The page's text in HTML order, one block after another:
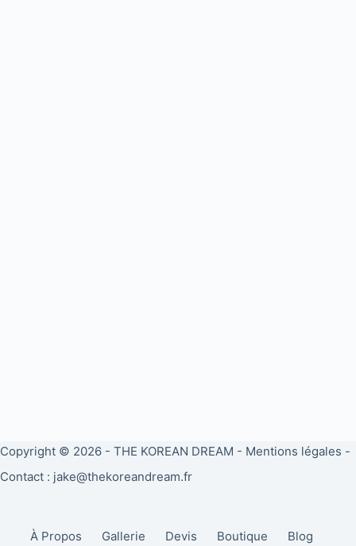
Copyright © 2026 - THE KOREAN DREAM - Mentions légales -
Contact : jake@thekoreandream.fr
À Propos Gallerie Devis Boutique Blog